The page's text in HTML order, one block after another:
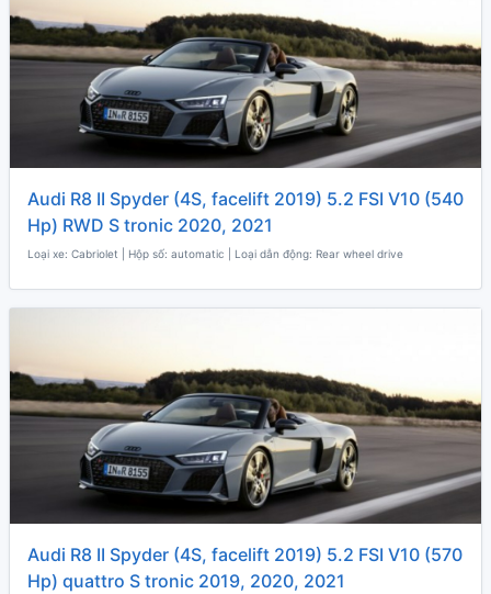
Audi R8 II Spyder (4S, facelift 2019) 5.2 FSI V10 (540
Hp) RWD S tronic 2020, 2021
Loại xe: Cabriolet | Hộp số: automatic | Loại dẫn động: Rear wheel drive
Audi R8 II Spyder (4S, facelift 2019) 5.2 FSI V10 (570
Hp) quattro S tronic 2019, 2020, 2021